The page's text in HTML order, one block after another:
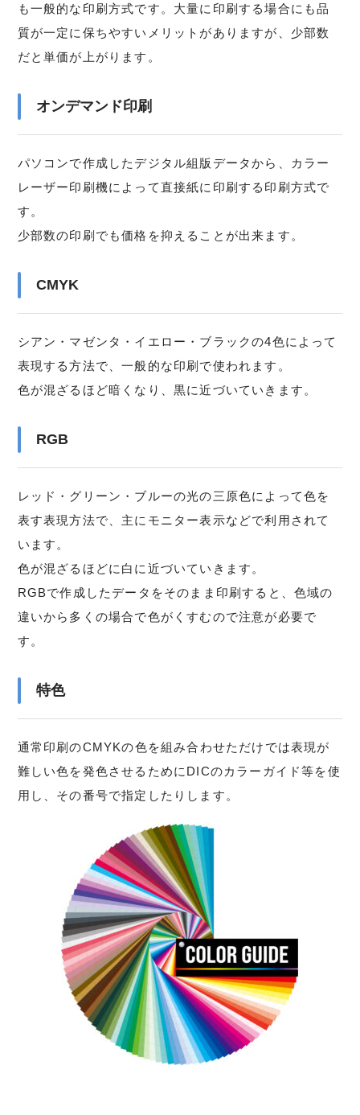
も一般的な印刷方式です。大量に印刷する場合にも品
質が一定に保ちやすいメリットがありますが、少部数
だと単価が上がります。
オンデマンド印刷
パソコンで作成したデジタル組版データから、カラー
レーザー印刷機によって直接紙に印刷する印刷方式で
す。
少部数の印刷でも価格を抑えることが出来ます。
CMYK
シアン・マゼンタ・イエロー・ブラックの4色によって
表現する方法で、一般的な印刷で使われます。
色が混ざるほど暗くなり、黒に近づいていきます。
RGB
レッド・グリーン・ブルーの光の三原色によって色を
表す表現方法で、主にモニター表示などで利用されて
います。
色が混ざるほどに白に近づいていきます。
RGBで作成したデータをそのまま印刷すると、色域の
違いから多くの場合で色がくすむので注意が必要で
す。
特色
通常印刷のCMYKの色を組み合わせただけでは表現が
難しい色を発色させるためにDICのカラーガイド等を使
用し、その番号で指定したりします。